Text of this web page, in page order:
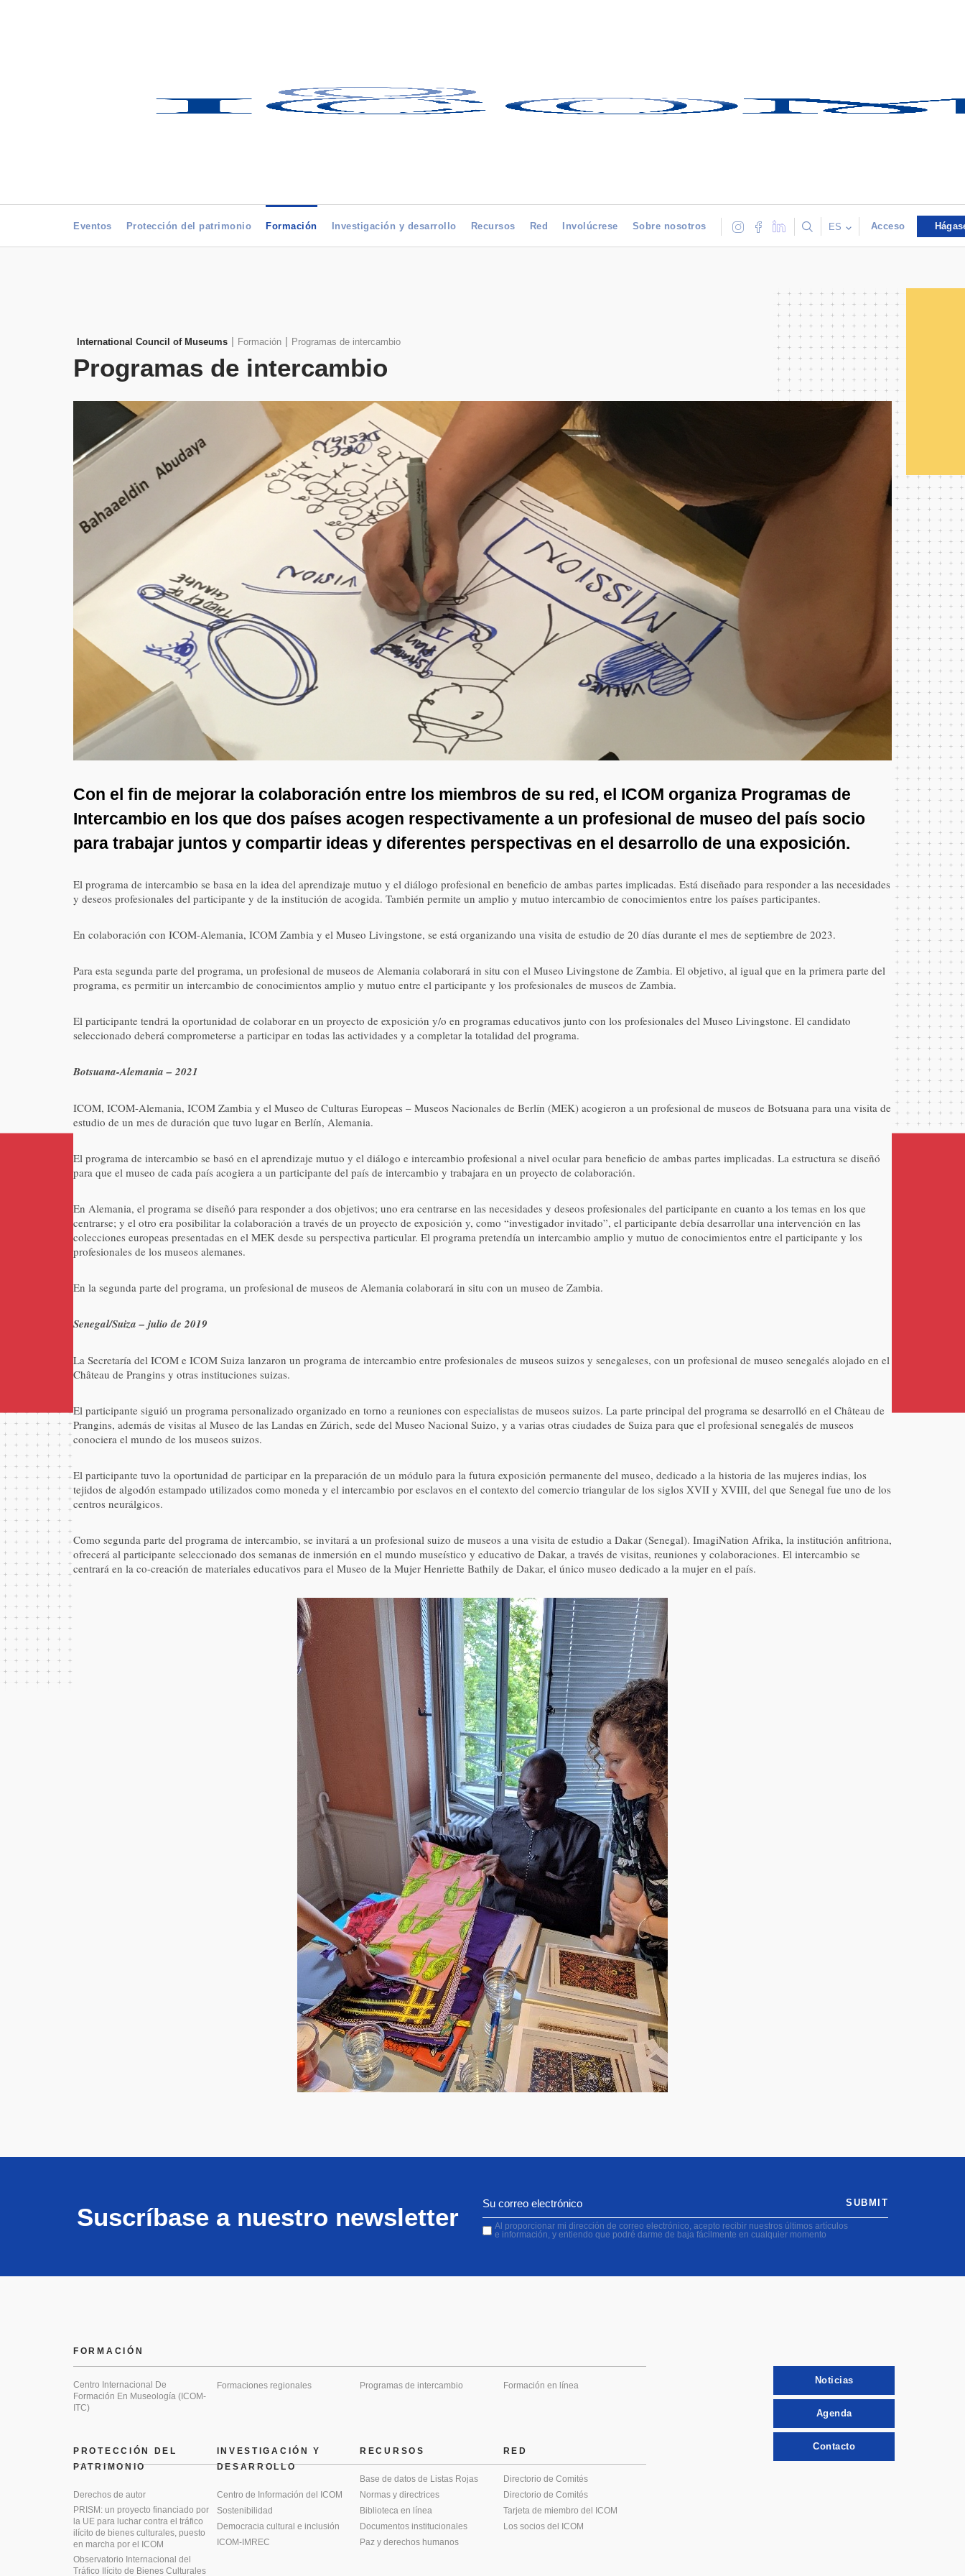
Eventos Protección del patrimonio Formación Investigación y desarrollo Recursos Red Involúcrese Sobre nosotros ES Acceso
International Council of Museums | Formación | Programas de intercambio
Programas de intercambio
Con el fin de mejorar la colaboración entre los miembros de su red, el ICOM organiza Programas de
Intercambio en los que dos países acogen respectivamente a un profesional de museo del país socio
para trabajar juntos y compartir ideas y diferentes perspectivas en el desarrollo de una exposición.
El programa de intercambio se basa en la idea del aprendizaje mutuo y el diálogo profesional en beneficio de ambas partes implicadas. Está diseñado para responder a las necesidades
y deseos profesionales del participante y de la institución de acogida. También permite un amplio y mutuo intercambio de conocimientos entre los países participantes.
En colaboración con ICOM-Alemania, ICOM Zambia y el Museo Livingstone, se está organizando una visita de estudio de 20 días durante el mes de septiembre de 2023.
Para esta segunda parte del programa, un profesional de museos de Alemania colaborará in situ con el Museo Livingstone de Zambia. El objetivo, al igual que en la primera parte del
programa, es permitir un intercambio de conocimientos amplio y mutuo entre el participante y los profesionales de museos de Zambia.
El participante tendrá la oportunidad de colaborar en un proyecto de exposición y/o en programas educativos junto con los profesionales del Museo Livingstone. El candidato
seleccionado deberá comprometerse a participar en todas las actividades y a completar la totalidad del programa.
Botsuana-Alemania – 2021
ICOM, ICOM-Alemania, ICOM Zambia y el Museo de Culturas Europeas – Museos Nacionales de Berlín (MEK) acogieron a un profesional de museos de Botsuana para una visita de
estudio de un mes de duración que tuvo lugar en Berlín, Alemania.
El programa de intercambio se basó en el aprendizaje mutuo y el diálogo e intercambio profesional a nivel ocular para beneficio de ambas partes implicadas. La estructura se diseñó
para que el museo de cada país acogiera a un participante del país de intercambio y trabajara en un proyecto de colaboración.
En Alemania, el programa se diseñó para responder a dos objetivos; uno era centrarse en las necesidades y deseos profesionales del participante en cuanto a los temas en los que
centrarse; y el otro era posibilitar la colaboración a través de un proyecto de exposición y, como “investigador invitado”, el participante debía desarrollar una intervención en las
colecciones europeas presentadas en el MEK desde su perspectiva particular. El programa pretendía un intercambio amplio y mutuo de conocimientos entre el participante y los
profesionales de los museos alemanes.
En la segunda parte del programa, un profesional de museos de Alemania colaborará in situ con un museo de Zambia.
Senegal/Suiza – julio de 2019
La Secretaría del ICOM e ICOM Suiza lanzaron un programa de intercambio entre profesionales de museos suizos y senegaleses, con un profesional de museo senegalés alojado en el
Château de Prangins y otras instituciones suizas.
El participante siguió un programa personalizado organizado en torno a reuniones con especialistas de museos suizos. La parte principal del programa se desarrolló en el Château de
Prangins, además de visitas al Museo de las Landas en Zúrich, sede del Museo Nacional Suizo, y a varias otras ciudades de Suiza para que el profesional senegalés de museos
conociera el mundo de los museos suizos.
El participante tuvo la oportunidad de participar en la preparación de un módulo para la futura exposición permanente del museo, dedicado a la historia de las mujeres indias, los
tejidos de algodón estampado utilizados como moneda y el intercambio por esclavos en el contexto del comercio triangular de los siglos XVII y XVIII, del que Senegal fue uno de los
centros neurálgicos.
Como segunda parte del programa de intercambio, se invitará a un profesional suizo de museos a una visita de estudio a Dakar (Senegal). ImagiNation Afrika, la institución anfitriona,
ofrecerá al participante seleccionado dos semanas de inmersión en el mundo museístico y educativo de Dakar, a través de visitas, reuniones y colaboraciones. El intercambio se
centrará en la co-creación de materiales educativos para el Museo de la Mujer Henriette Bathily de Dakar, el único museo dedicado a la mujer en el país.
Suscríbase a nuestro newsletter
Al proporcionar mi dirección de correo electrónico, acepto recibir nuestros últimos artículos
e información, y entiendo que podré darme de baja fácilmente en cualquier momento
SUBMIT
PROTECCIÓN DEL
PATRIMONIO
Derechos de autor
PRISM: un proyecto financiado por
la UE para luchar contra el tráfico
ilícito de bienes culturales, puesto
en marcha por el ICOM
Observatorio Internacional del
Tráfico Ilícito de Bienes Culturales
FORMACIÓN
Centro Internacional De
Formación En Museología (ICOM-
ITC)
Formaciones regionales Programas de intercambio Formación en línea
INVESTIGACIÓN Y
DESARROLLO
Centro de Información del ICOM
Sostenibilidad
Democracia cultural e inclusión
ICOM-IMREC
RECURSOS
Base de datos de Listas Rojas
Normas y directrices
Biblioteca en línea
Documentos institucionales
Paz y derechos humanos
RED
Directorio de Comités
Directorio de Comités
Tarjeta de miembro del ICOM
Los socios del ICOM
Noticias
Agenda
Contacto